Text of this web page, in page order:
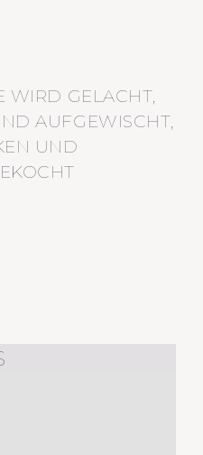
WIRD GELACHT,
AUFGEWISCHT,
UND